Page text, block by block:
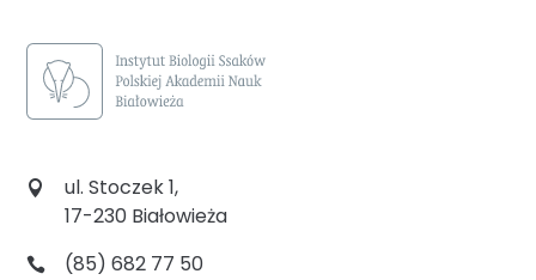
ul. Stoczek 1,
17-230 Białowieża
(85) 682 77 50